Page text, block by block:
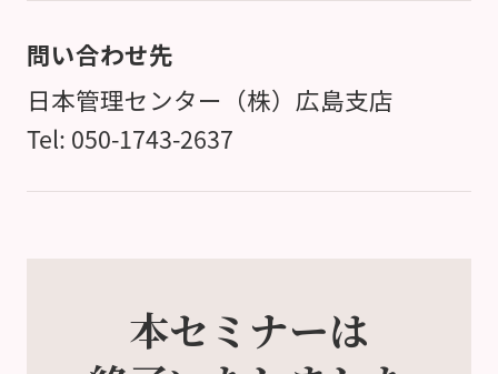
問い合わせ先
日本管理センター（株）広島支店
Tel: 050-1743-2637
本セミナーは